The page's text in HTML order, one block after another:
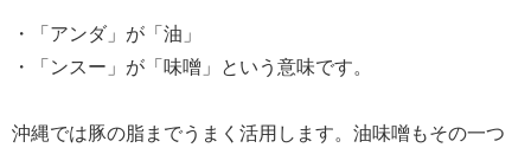
・「アンダ」が「油」
・「ンスー」が「味噌」という意味です。
沖縄では豚の脂までうまく活用します。油味噌もその一つ